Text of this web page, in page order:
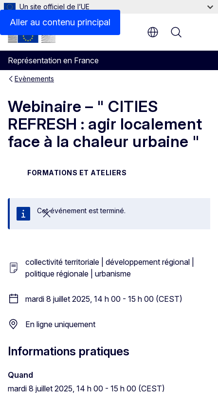
Aller au contenu principal
Un site officiel de l’UE
Représentation en France
Menu
Evènements
Webinaire – " CITIES
REFRESH : agir localement
face à la chaleur urbaine "
FORMATIONS ET ATELIERS
Fermer
Cet événement est terminé.
collectivité territoriale | développement régional |
politique régionale | urbanisme
mardi 8 juillet 2025, 14 h 00 - 15 h 00 (CEST)
En ligne uniquement
Informations pratiques
Quand
mardi 8 juillet 2025, 14 h 00 - 15 h 00 (CEST)